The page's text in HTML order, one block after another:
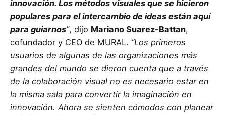
innovación. Los métodos visuales que se hicieron
populares para el intercambio de ideas están aquí
para guiarnos”, dijo Mariano Suarez-Battan,
cofundador y CEO de MURAL. “Los primeros
usuarios de algunas de las organizaciones más
grandes del mundo se dieron cuenta que a través
de la colaboración visual no es necesario estar en
la misma sala para convertir la imaginación en
innovación. Ahora se sienten cómodos con planear